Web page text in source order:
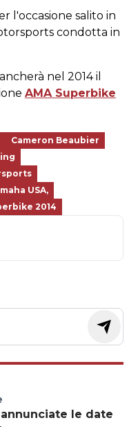
l'occasione salito in
condotta in
nel 2014 il
AMA Superbike
Cameron Beaubier
USA,
2014
le date